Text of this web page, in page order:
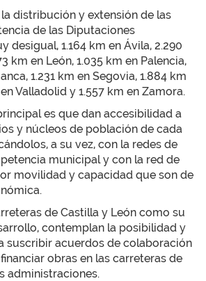
la distribución y extensión de las
de las Diputaciones
desigual, 1.164 km en Ávila, 2.290
km en León, 1.035 km en Palencia,
1.231 km en Segovia, 1.884 km
Valladolid y 1.557 km en Zamora.
es que dan accesibilidad a
y núcleos de población de cada
a su vez, con la redes de
municipal y con la red de
movilidad y capacidad que son de
de Castilla y León como su
contemplan la posibilidad y
suscribir acuerdos de colaboración
obras en las carreteras de
administraciones.